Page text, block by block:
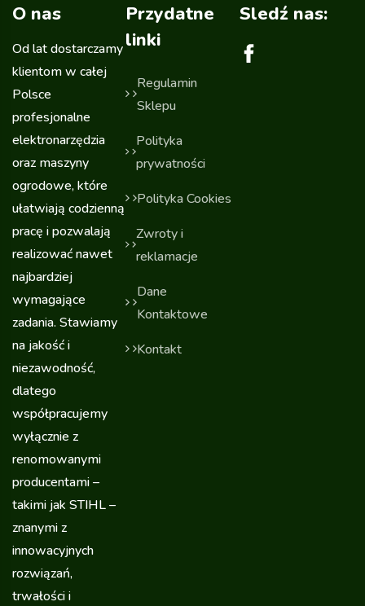
O nas
Od lat dostarczamy
klientom w całej
Polsce
profesjonalne
elektronarzędzia
oraz maszyny
ogrodowe, które
ułatwiają codzienną
pracę i pozwalają
realizować nawet
najbardziej
wymagające
zadania. Stawiamy
na jakość i
niezawodność,
dlatego
współpracujemy
wyłącznie z
renomowanymi
producentami –
takimi jak STIHL –
znanymi z
innowacyjnych
rozwiązań,
trwałości i
Przydatne
linki
Regulamin
Sklepu
Polityka
prywatności
Polityka Cookies
Zwroty i
reklamacje
Dane
Kontaktowe
Kontakt
Sledź nas: